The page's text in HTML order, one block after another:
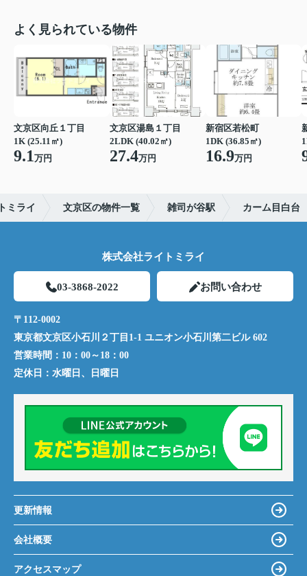
よく見られている物件
文京区向丘１丁目
1K (25.11㎡)
9.1万円
文京区湯島１丁目
2LDK (40.02㎡)
27.4万円
新宿区若松町
1DK (36.85㎡)
16.9万円
ミライ 文京区の物件一覧 雑司が谷駅 カーム目白台
株式会社ライトミライ
03-3868-2022 お問い合わせ
〒112-0002
東京都文京区小石川２丁目1-1 ユニオン小石川第二ビル 602
営業時間： 10：00～18：00
定休日： 水曜日、日曜日
更新情報
会社概要
アクセスマップ